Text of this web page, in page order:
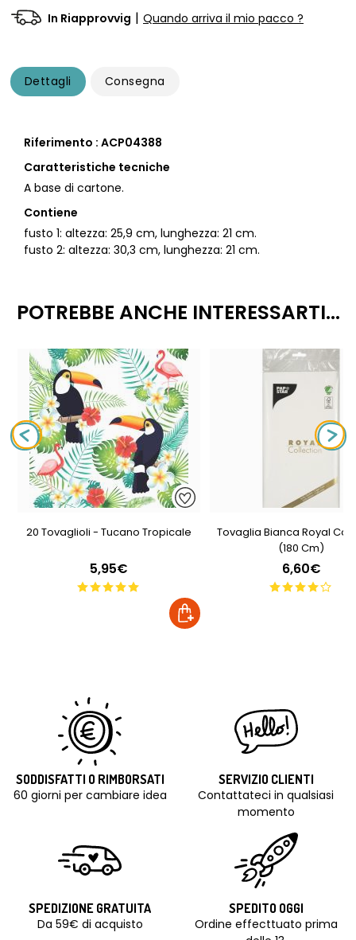
In Riapprovvig | Quando arriva il mio pacco ?
Dettagli Consegna
Riferimento : ACP04388
Caratteristiche tecniche
A base di cartone.
Contiene
fusto 1: altezza: 25,9 cm, lunghezza: 21 cm.
fusto 2: altezza: 30,3 cm, lunghezza: 21 cm.
POTREBBE ANCHE INTERESSARTI...
20 Tovaglioli - Tucano Tropicale
5,95€
Tovaglia Bianca Royal
(180 Cm)
6,60€
SODDISFATTI O RIMBORSATI
60 giorni per cambiare idea
SERVIZIO CLIENTI
Contattateci in qualsiasi
momento
SPEDIZIONE GRATUITA
Da 59€ di acquisto
SPEDITO OGGI
Ordine effecttuato prima